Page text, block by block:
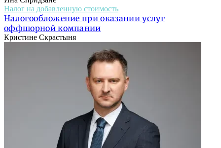
Налог на добавленную стоимость
Налогообложение при оказании услуг
оффшорной компании
Кристине Скрастыня